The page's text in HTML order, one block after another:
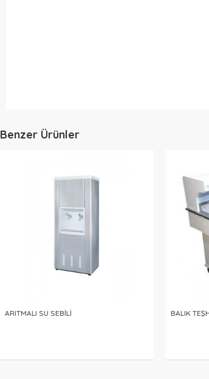
Benzer Ürünler
ARITMALI SU SEBİLİ BALIK